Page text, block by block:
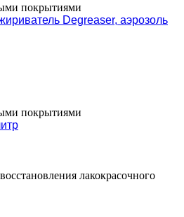
покрытиями
Degreaser, аэрозоль
покрытиями
лакокрасочного